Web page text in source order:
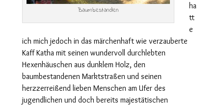
Baumbestanden
ha
tt
e
ich mich jedoch in das märchenhaft wie verzauberte
Kaff Katha mit seinen wundervoll durchlebten
Hexenhäuschen aus dunklem Holz, den
baumbestandenen Marktstraßen und seinen
herzzerreißend lieben Menschen am Ufer des
jugendlichen und doch bereits majestätischen